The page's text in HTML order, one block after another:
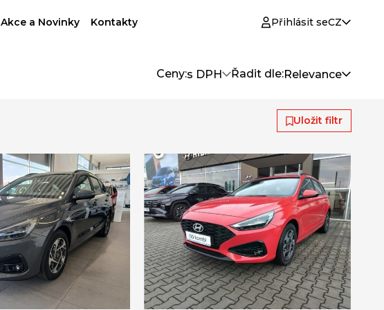
Akce a Novinky Kontakty Přihlásit seCZ
Ceny:s DPH Řadit dle:Relevance
Uložit filtr